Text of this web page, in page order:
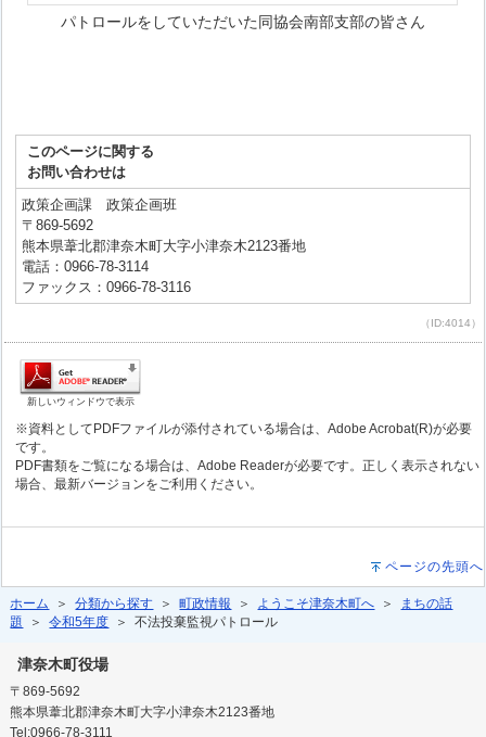
パトロールをしていただいた同協会南部支部の皆さん
このページに関する
お問い合わせは
政策企画課 政策企画班
〒869-5692
熊本県葦北郡津奈木町大字小津奈木2123番地
電話：0966-78-3114
ファックス：0966-78-3116
（ID:4014）
新しいウィンドウで表示
※資料としてPDFファイルが添付されている場合は、Adobe Acrobat(R)が必要
です。
PDF書類をご覧になる場合は、Adobe Readerが必要です。正しく表示されない
場合、最新バージョンをご利用ください。
ページの先頭へ
ホーム ＞分類から探す ＞町政情報 ＞ ようこそ津奈木町へ ＞
まちの話
題
＞令和5年度 ＞ 不法投棄監視パトロール
津奈木町役場
〒869-5692
熊本県葦北郡津奈木町大字小津奈木2123番地
Tel:0966-78-3111